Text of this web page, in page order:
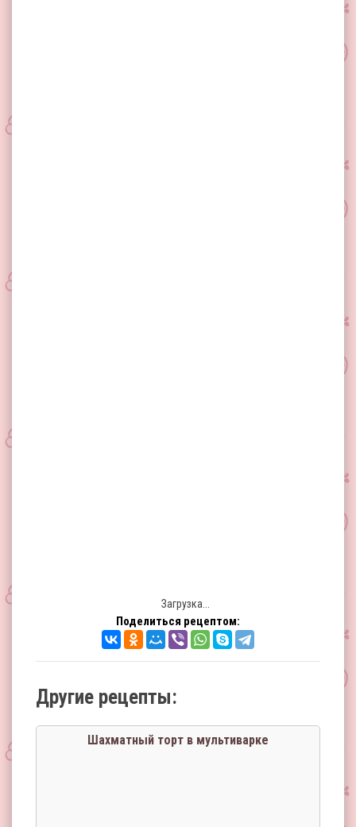
Загрузка...
Поделиться рецептом:
Другие рецепты:
Шахматный торт в мультиварке